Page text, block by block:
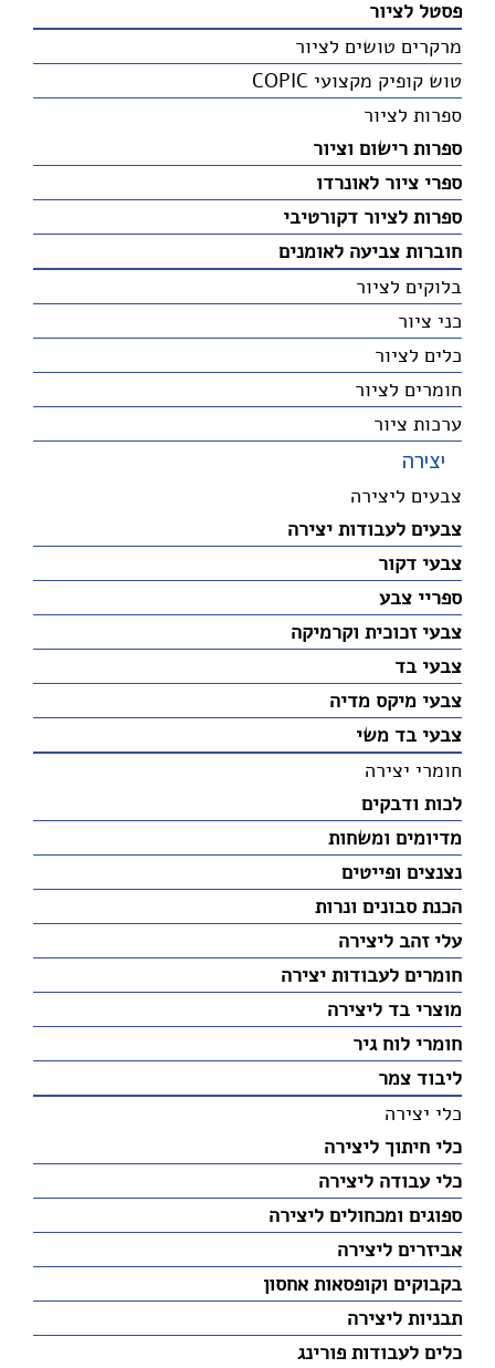
פסטל לציור
מרקרים טושים לציור
טוש קופיק מקצועי COPIC
ספרות לציור
ספרות רישום וציור
ספרי ציור לאונרדו
ספרות לציור דקורטיבי
חוברות צביעה לאומנים
בלוקים לציור
כני ציור
כלים לציור
חומרים לציור
ערכות ציור
יצירה
צבעים ליצירה
צבעים לעבודות יצירה
צבעי דקור
ספריי צבע
צבעי זכוכית וקרמיקה
צבעי בד
צבעי מיקס מדיה
צבעי בד משי
חומרי יצירה
לכות ודבקים
מדיומים ומשחות
נצנצים ופייטים
הכנת סבונים ונרות
עלי זהב ליצירה
חומרים לעבודות יצירה
מוצרי בד ליצירה
חומרי לוח גיר
ליבוד צמר
כלי יצירה
כלי חיתוך ליצירה
כלי עבודה ליצירה
ספוגים ומכחולים ליצירה
אביזרים ליצירה
בקבוקים וקופסאות אחסון
תבניות ליצירה
כלים לעבודות פורינג